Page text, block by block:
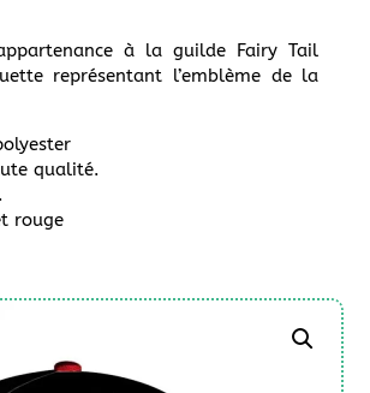
à la guilde Fairy Tail
représentant l’emblème de la
qualité.
rouge